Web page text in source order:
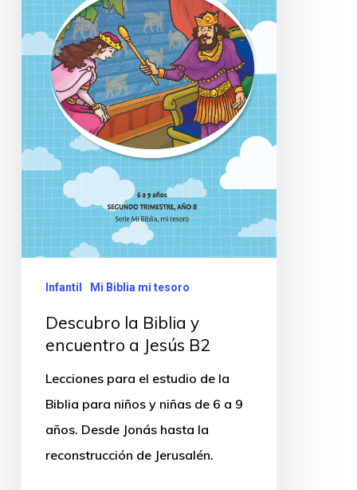
Infantil Mi Biblia mi tesoro
Descubro la Biblia y
encuentro a Jesús B2
Lecciones para el estudio de la
Biblia para niños y niñas de 6 a 9
años. Desde Jonás hasta la
reconstrucción de Jerusalén.